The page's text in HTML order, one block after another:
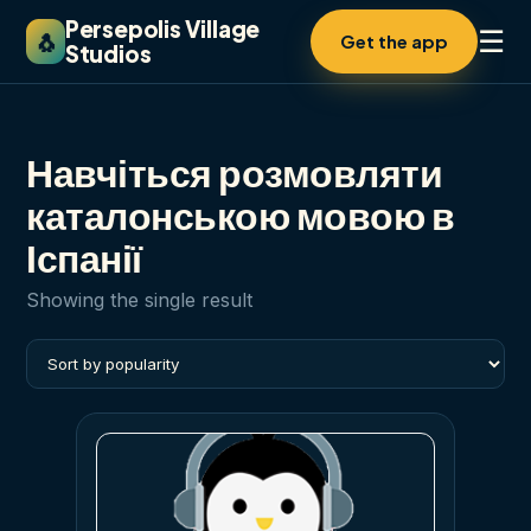
🐧 Persepolis Village
Studios
Get the app ☰
Навчіться розмовляти
каталонською мовою в
Іспанії
Showing the single result